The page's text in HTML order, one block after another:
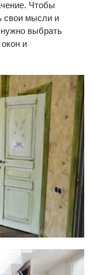
Чтобы
свои мысли и
нужно выбрать
и